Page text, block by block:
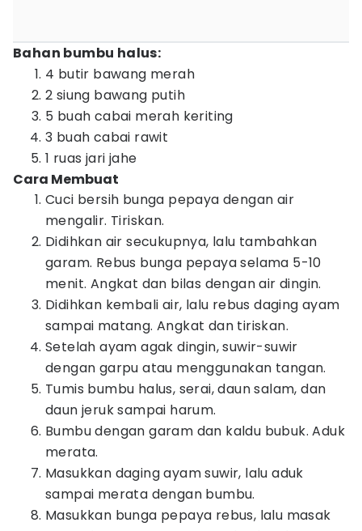
Bahan bumbu halus:
4 butir bawang merah
2 siung bawang putih
5 buah cabai merah keriting
3 buah cabai rawit
1 ruas jari jahe
Cara Membuat
Cuci bersih bunga pepaya dengan air
mengalir. Tiriskan.
Didihkan air secukupnya, lalu tambahkan
garam. Rebus bunga pepaya selama 5-10
menit. Angkat dan bilas dengan air dingin.
Didihkan kembali air, lalu rebus daging ayam
sampai matang. Angkat dan tiriskan.
Setelah ayam agak dingin, suwir-suwir
dengan garpu atau menggunakan tangan.
Tumis bumbu halus, serai, daun salam, dan
daun jeruk sampai harum.
Bumbu dengan garam dan kaldu bubuk. Aduk
merata.
Masukkan daging ayam suwir, lalu aduk
sampai merata dengan bumbu.
Masukkan bunga pepaya rebus, lalu masak